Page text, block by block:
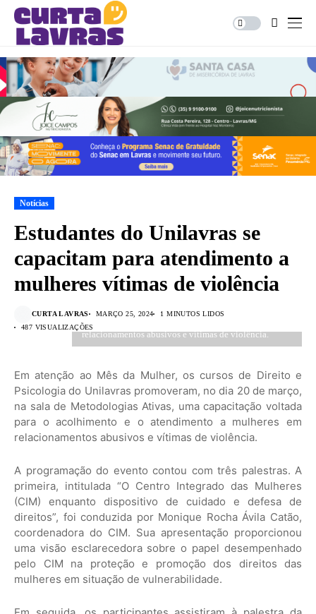
Notícias
Estudantes do Unilavras se
capacitam para atendimento a
mulheres vítimas de violência
CURTA LAVRAS MARÇO 25, 2024
1 MINUTOS LIDOS
487 VISUALIZAÇÕES
acolhimento e o atendimento a mulheres em
relacionamentos abusivos e vítimas de violência.
Em atenção ao Mês da Mulher, os cursos de Direito e
Psicologia do Unilavras promoveram, no dia 20 de março,
na sala de Metodologias Ativas, uma capacitação voltada
para o acolhimento e o atendimento a mulheres em
relacionamentos abusivos e vítimas de violência.
A programação do evento contou com três palestras. A
primeira, intitulada “O Centro Integrado das Mulheres
(CIM) enquanto dispositivo de cuidado e defesa de
direitos”, foi conduzida por Monique Rocha Ávila Catão,
coordenadora do CIM. Sua apresentação proporcionou
uma visão esclarecedora sobre o papel desempenhado
pelo CIM na proteção e promoção dos direitos das
mulheres em situação de vulnerabilidade.